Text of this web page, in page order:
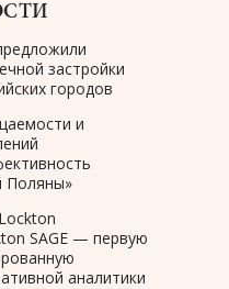
застройки
городов
и
Поляны»
SAGE — первую
аналитики